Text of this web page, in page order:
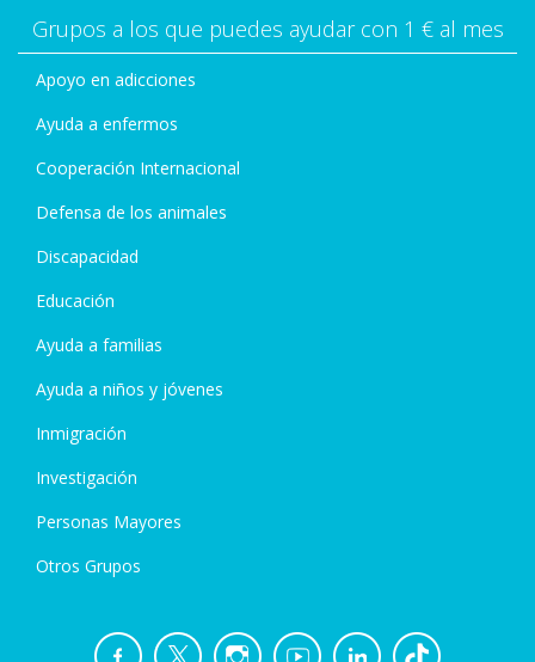
Grupos a los que puedes ayudar con 1 € al mes
Apoyo en adicciones
Ayuda a enfermos
Cooperación Internacional
Defensa de los animales
Discapacidad
Educación
Ayuda a familias
Ayuda a niños y jóvenes
Inmigración
Investigación
Personas Mayores
Otros Grupos